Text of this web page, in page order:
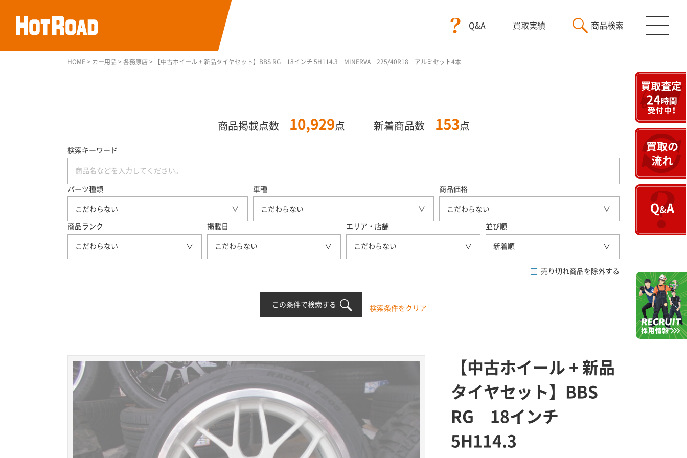
Q&A 買取実績 商品検索
HOME > カー用品 > 各務原店 > 【中古ホイール + 新品タイヤセット】BBS RG 18インチ 5H114.3 MINERVA 225/40R18 アルミセット4本
商品掲載点数 10,929 点 新着商品数 153 点
検索キーワード
パーツ種類
こだわらない
車種
こだわらない
商品価格
こだわらない
商品ランク
こだわらない
掲載日
こだわらない
エリア・店舗
こだわらない
並び順
新着順
売り切れ商品を除外する
この条件で検索する 検索条件をクリア
【中古ホイール + 新品
タイヤセット】BBS
RG 18インチ
5H114.3